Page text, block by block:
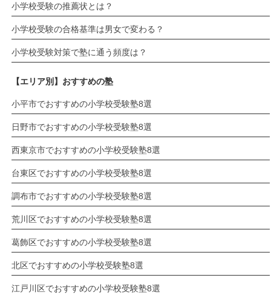
小学校受験の推薦状とは？
小学校受験の合格基準は男女で変わる？
小学校受験対策で塾に通う頻度は？
【エリア別】おすすめの塾
小平市でおすすめの小学校受験塾8選
日野市でおすすめの小学校受験塾8選
西東京市でおすすめの小学校受験塾8選
台東区でおすすめの小学校受験塾8選
調布市でおすすめの小学校受験塾8選
荒川区でおすすめの小学校受験塾8選
葛飾区でおすすめの小学校受験塾8選
北区でおすすめの小学校受験塾8選
江戸川区でおすすめの小学校受験塾8選